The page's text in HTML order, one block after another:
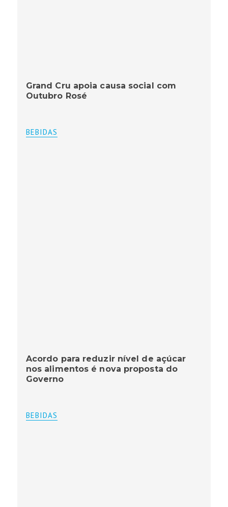
Grand Cru apoia causa social com
Outubro Rosé
BEBIDAS
Acordo para reduzir nível de açúcar
nos alimentos é nova proposta do
Governo
BEBIDAS